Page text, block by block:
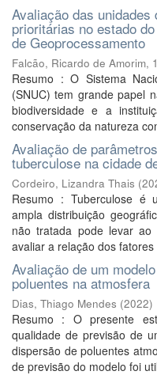
Avaliação das
prioritárias no estado
de Geoprocessamento
Falcão, Ricardo de Amorim,
Resumo : O Sistema
(SNUC) tem grande papel
biodiversidade e a
conservação da natureza
Avaliação de
tuberculose na cidade
Cordeiro, Lizandra Thais (
Resumo : Tuberculose é
ampla distribuição
não tratada pode levar
avaliar a relação dos
Avaliação de um
poluentes na atmosfera
Dias, Thiago Mendes (2022)
Resumo : O presente
qualidade de previsão de
dispersão de poluentes
de previsão do modelo foi